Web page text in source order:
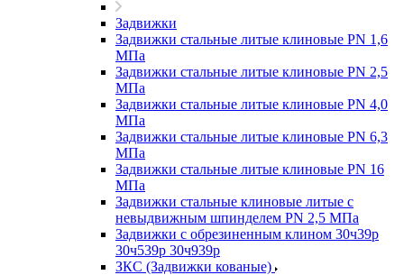
Задвижки
Задвижки стальные литые клиновые PN 1,6
МПа
Задвижки стальные литые клиновые PN 2,5
МПа
Задвижки стальные литые клиновые PN 4,0
МПа
Задвижки стальные литые клиновые PN 6,3
МПа
Задвижки стальные литые клиновые PN 16
МПа
Задвижки стальные клиновые литые с
невыдвижным шпинделем PN 2,5 МПа
Задвижки с обрезиненным клином 30ч39р
30ч539р 30ч939р
ЗКС (Задвижки кованые)